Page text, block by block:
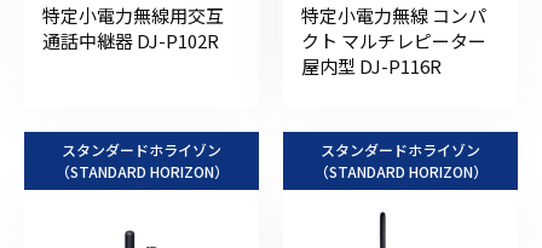
特定小電力無線用交互
通話中継器 DJ-P102R
特定小電力無線 コンパ
クト マルチレピーター
屋内型 DJ-P116R
スタンダードホライゾン
（STANDARD HORIZON）
スタンダードホライゾン
（STANDARD HORIZON）